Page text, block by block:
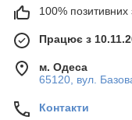
100% позитивних
Працює з
м. Одеса
65120, вул.
Контакти